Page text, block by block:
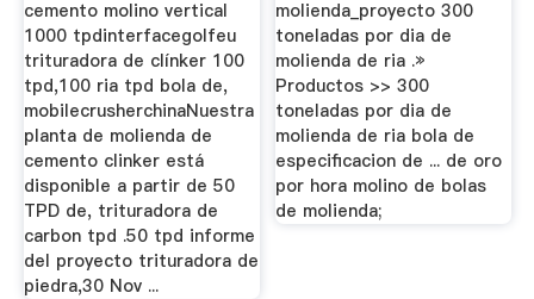
cemento molino vertical
1000 tpdinterfacegolfeu
trituradora de clínker 100
tpd,100 ria tpd bola de,
mobilecrusherchinaNuestra
planta de molienda de
cemento clinker está
disponible a partir de 50
TPD de, trituradora de
carbon tpd .50 tpd informe
del proyecto trituradora de
piedra,30 Nov ...
molienda_proyecto 300
toneladas por dia de
molienda de ria .»
Productos >> 300
toneladas por dia de
molienda de ria bola de
especificacion de ... de oro
por hora molino de bolas
de molienda;